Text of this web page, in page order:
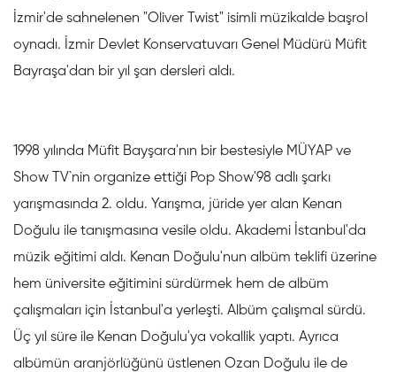
İzmir'de sahnelenen "Oliver Twist" isimli müzikalde başrol
oynadı. İzmir Devlet Konservatuvarı Genel Müdürü Müfit
Bayraşa'dan bir yıl şan dersleri aldı.
1998 yılında Müfit Bayşara'nın bir bestesiyle MÜYAP ve
Show TV`nin organize ettiği Pop Show'98 adlı şarkı
yarışmasında 2. oldu. Yarışma, jüride yer alan Kenan
Doğulu ile tanışmasına vesile oldu. Akademi İstanbul'da
müzik eğitimi aldı. Kenan Doğulu'nun albüm teklifi üzerine
hem üniversite eğitimini sürdürmek hem de albüm
çalışmaları için İstanbul'a yerleşti. Albüm çalışmal sürdü.
Üç yıl süre ile Kenan Doğulu'ya vokallik yaptı. Ayrıca
albümün aranjörlüğünü üstlenen Ozan Doğulu ile de